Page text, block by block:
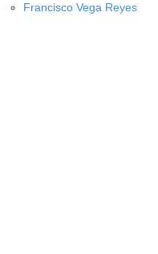
Francisco Vega Reyes